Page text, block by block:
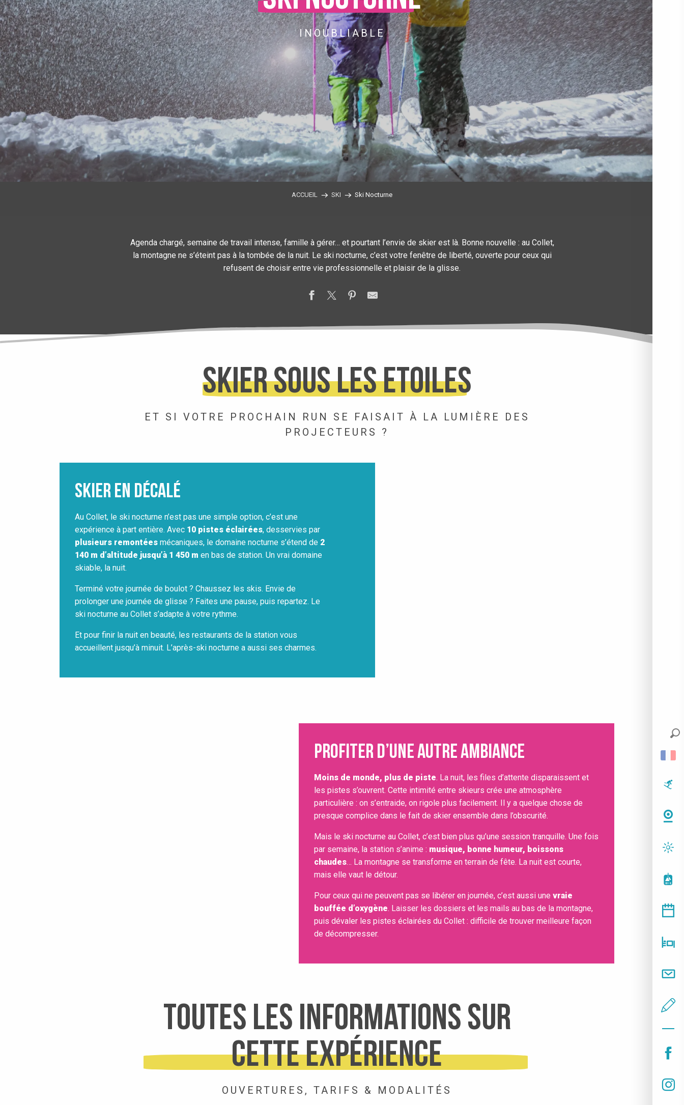
INOUBLIABLE
ACCUEIL SKI Ski Nocturne
Agenda chargé, semaine de travail intense, famille à gérer… et pourtant l’envie de skier est là. Bonne nouvelle : au Collet,
la montagne ne s’éteint pas à la tombée de la nuit. Le ski nocturne, c’est votre fenêtre de liberté, ouverte pour ceux qui
refusent de choisir entre vie professionnelle et plaisir de la glisse.
SKIER SOUS LES ETOILES
ET SI VOTRE PROCHAIN RUN SE FAISAIT À LA LUMIÈRE DES
PROJECTEURS ?
Skier en décalé
Au Collet, le ski nocturne n’est pas une simple option, c’est une
expérience à part entière. Avec 10 pistes éclairées, desservies par
plusieurs remontées mécaniques, le domaine nocturne s’étend de 2
140 m d’altitude jusqu’à 1 450 m en bas de station. Un vrai domaine
skiable, la nuit.
Terminé votre journée de boulot ? Chaussez les skis. Envie de
prolonger une journée de glisse ? Faites une pause, puis repartez. Le
ski nocturne au Collet s’adapte à votre rythme.
Et pour finir la nuit en beauté, les restaurants de la station vous
accueillent jusqu’à minuit. L’après-ski nocturne a aussi ses charmes.
Profiter d’une autre ambiance
Moins de monde, plus de piste. La nuit, les files d’attente disparaissent et
les pistes s’ouvrent. Cette intimité entre skieurs crée une atmosphère
particulière : on s’entraide, on rigole plus facilement. Il y a quelque chose de
presque complice dans le fait de skier ensemble dans l’obscurité.
Mais le ski nocturne au Collet, c’est bien plus qu’une session tranquille. Une fois
par semaine, la station s’anime : musique, bonne humeur, boissons
chaudes… La montagne se transforme en terrain de fête. La nuit est courte,
mais elle vaut le détour.
Pour ceux qui ne peuvent pas se libérer en journée, c’est aussi une vraie
bouffée d’oxygène. Laisser les dossiers et les mails au bas de la montagne,
puis dévaler les pistes éclairées du Collet : difficile de trouver meilleure façon
de décompresser.
Toutes les informations sur
cette expérience
OUVERTURES, TARIFS & MODALITÉS